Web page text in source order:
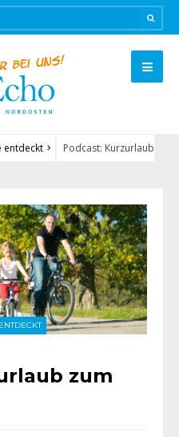
entdeckt
Podcast: Kurzurlaub
zum